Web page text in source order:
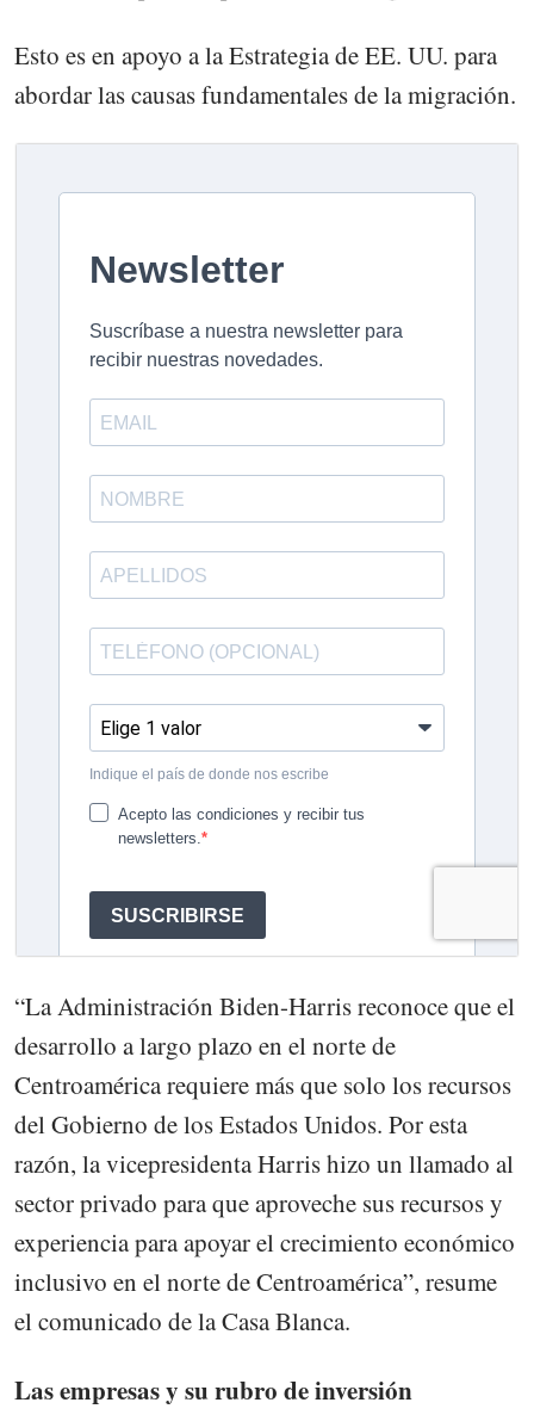
Esto es en apoyo a la Estrategia de EE. UU. para
abordar las causas fundamentales de la migración.
“La Administración Biden-Harris reconoce que el
desarrollo a largo plazo en el norte de
Centroamérica requiere más que solo los recursos
del Gobierno de los Estados Unidos. Por esta
razón, la vicepresidenta Harris hizo un llamado al
sector privado para que aproveche sus recursos y
experiencia para apoyar el crecimiento económico
inclusivo en el norte de Centroamérica”, resume
el comunicado de la Casa Blanca.
Las empresas y su rubro de inversión